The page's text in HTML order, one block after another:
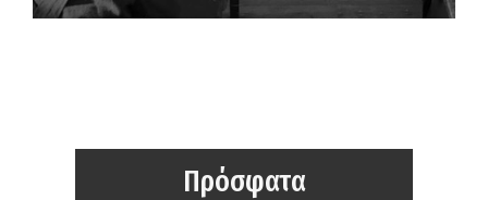
Πρόσφατα